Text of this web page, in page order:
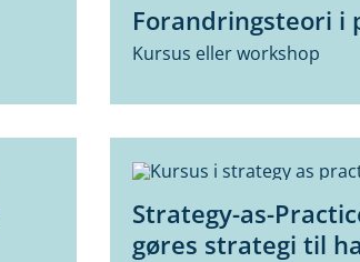
Forandringsteori i
Kursus eller workshop
Strategy-as-
gøres strategi til